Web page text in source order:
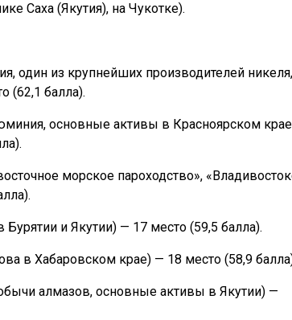
Саха (Якутия), на Чукотке).
один из крупнейших производителей никеля,
(62,1 балла).
основные активы в Красноярском
морское пароходство»,
и Якутии) — 17 место (59,5 балла).
в Хабаровском крае) — 18 место (58,9
алмазов, основные активы в Якутии) —